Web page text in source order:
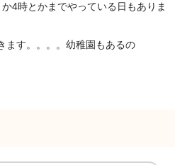
4時とかまでやっている日もありま
ます。。。。幼稚園もあるの